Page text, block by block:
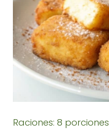
Raciones: 8 porciones